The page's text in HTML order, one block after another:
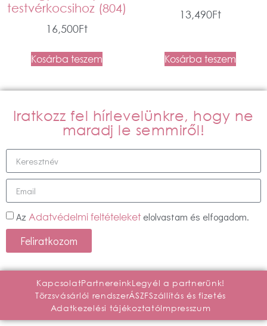
testvérkocsihoz (804)
16,500Ft
Kosárba teszem
13,490Ft
Kosárba teszem
Iratkozz fel hírlevelünkre, hogy ne
maradj le semmiről!
Az Adatvédelmi feltételeket elolvastam és elfogadom.
Feliratkozom
KapcsolatPartnereinkLegyél a partnerünk!
Törzsvásárlói rendszerÁSZFSzállítás és fizetés
Adatkezelési tájékoztatóImpresszum